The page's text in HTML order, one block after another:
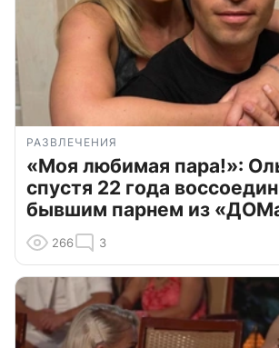
РАЗВЛЕЧЕНИЯ
«Моя любимая пара!»:
спустя 22 года
бывшим парнем из
266 3